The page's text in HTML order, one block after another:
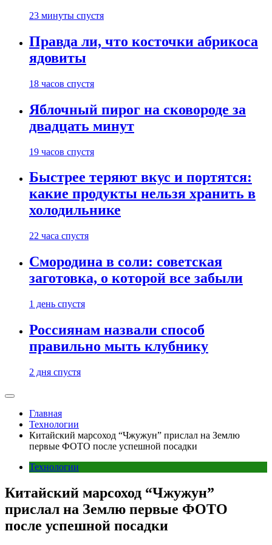
23 минуты спустя
Правда ли, что косточки абрикоса
ядовиты
18 часов спустя
Яблочный пирог на сковороде за
двадцать минут
19 часов спустя
Быстрее теряют вкус и портятся:
какие продукты нельзя хранить в
холодильнике
22 часа спустя
Смородина в соли: советская
заготовка, о которой все забыли
1 день спустя
Россиянам назвали способ
правильно мыть клубнику
2 дня спустя
Главная
Технологии
Китайский марсоход “Чжужун” прислал на Землю
первые ФОТО после успешной посадки
Технологии
Китайский марсоход “Чжужун”
прислал на Землю первые ФОТО
после успешной посадки